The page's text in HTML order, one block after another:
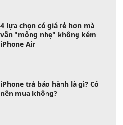
4 lựa chọn có giá rẻ hơn mà
vẫn "mỏng nhẹ" không kém
iPhone Air
iPhone trả bảo hành là gì? Có
nên mua không?